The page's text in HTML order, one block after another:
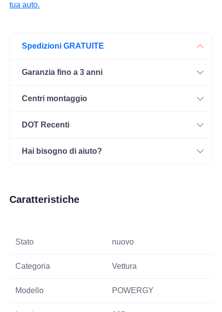
tua auto.
Spedizioni GRATUITE
Garanzia fino a 3 anni
Centri montaggio
DOT Recenti
Hai bisogno di aiuto?
Caratteristiche
Stato nuovo
Categoria Vettura
Modello POWERGY